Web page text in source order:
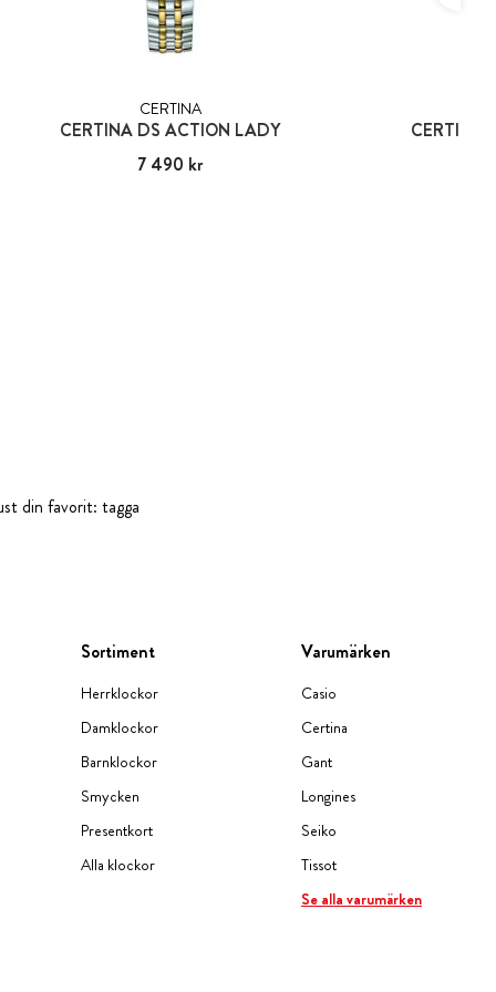
CERTINA
CERTINA DS ACTION LADY
Pris :7 490 kr
7 490 kr
CERTINA
din favorit: tagga
Sortiment
Herrklockor
Damklockor
Barnklockor
Smycken
Presentkort
Alla klockor
Varumärken
Casio
Certina
Gant
Longines
Seiko
Tissot
Se alla varumärken